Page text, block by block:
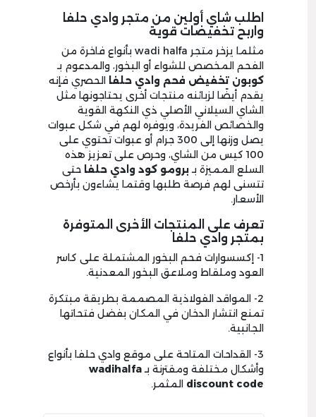
اطلب شاي أولين من متجر وادي حلفا
واربح تخفيضات قوية
مثلما يزخر متجر wadi halfa بأنواع فاخرة من
الفحم المخصص للشواء أو البخور، والمدعوم بـ
كوبون تخفيض فحم وادي حلفا الحصري فإنه
يقدم أيضًا لزبائنه منتجات أخرى يحتاجونها مثل
الشاي السيلاني الأصلي ذي النكهة القوية
والخصائص الفريدة، ويوفره لهم في شكل عبوات
يصل وزنها إلى 300 جرام أو عبوات تحتوي على
100 كيس من الشاي، وحرص على تعزيز هذه
السلع المميزة بـبرومو كود وادي حلفا حتى
تتسنى لهم فرصة طلبها وقتما يشاءون بأرخص
الأسعار.
تعرف على المنتجات الأخرى المتوفرة
بمتجر وادي حلفا
1- إكسسوارات فحم البخور المشتملة على كاسر
العود وملقاط وملاعق البخور المعدنية.
2- المواقد الفولاذية المصممة بطريقة مبتكرة
تمنع انتشار الدخان في المكان بفضل فتحاتها
الجانبية.
3- القداحات المتاحة على موقع وادي حلفا بأنواع
وأشكال مختلفة ومقترنة بـwadihalfa
discount code المثمر.